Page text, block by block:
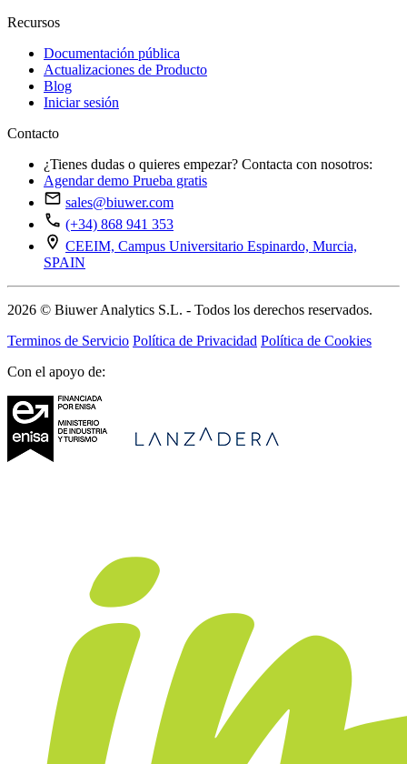
Recursos
Documentación pública
Actualizaciones de Producto
Blog
Iniciar sesión
Contacto
¿Tienes dudas o quieres empezar? Contacta con nosotros:
Agendar demo Prueba gratis
sales@biuwer.com
(+34) 868 941 353
CEEIM, Campus Universitario Espinardo, Murcia,
SPAIN
2026 © Biuwer Analytics S.L. - Todos los derechos reservados.
Terminos de Servicio Política de Privacidad Política de Cookies
Con el apoyo de: